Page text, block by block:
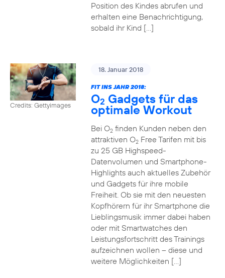
Position des Kindes abrufen und
erhalten eine Benachrichtigung,
sobald ihr Kind […]
Credits: Gettyimages
18. Januar 2018
FIT INS JAHR 2018:
O2 Gadgets für das
optimale Workout
Bei O2finden Kunden neben den
attraktiven O2Free Tarifen mit bis
zu 25 GB Highspeed-
Datenvolumen und Smartphone-
Highlights auch aktuelles Zubehör
und Gadgets für ihre mobile
Freiheit. Ob sie mit den neuesten
Kopfhörern für ihr Smartphone die
Lieblingsmusik immer dabei haben
oder mit Smartwatches den
Leistungsfortschritt des Trainings
aufzeichnen wollen – diese und
weitere Möglichkeiten […]